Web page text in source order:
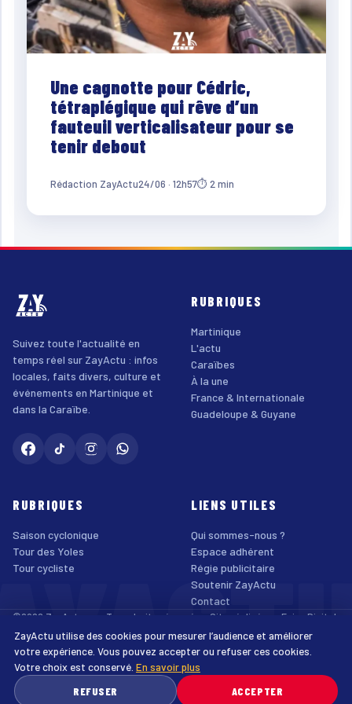
Une cagnotte pour Cédric,
tétraplégique qui rêve d’un
fauteuil verticalisateur pour se
tenir debout
Rédaction ZayActu24/06 · 12h57⏱ 2 min
Suivez toute l'actualité en
temps réel sur ZayActu : infos
locales, faits divers, culture et
événements en Martinique et
dans la Caraïbe.
RUBRIQUES
Martinique
L'actu
Caraïbes
À la une
France & Internationale
Guadeloupe & Guyane
RUBRIQUES
Saison cyclonique
Tour des Yoles
Tour cycliste
LIENS UTILES
Qui sommes-nous ?
Espace adhérent
Régie publicitaire
Soutenir ZayActu
Contact
©2026 ZayActu.org. Tous droits réservés. · Site réalisé par Enjoy Digital
Agency
Mentions légales
Confidentialité Cookies Accessibilité
ZayActu utilise des cookies pour mesurer l’audience et améliorer
votre expérience. Vous pouvez accepter ou refuser ces cookies.
Votre choix est conservé. En savoir plus
REFUSER
ACCEPTER